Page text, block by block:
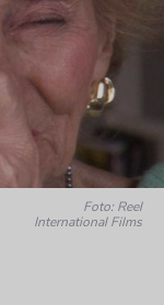
Foto: Reel
International Films